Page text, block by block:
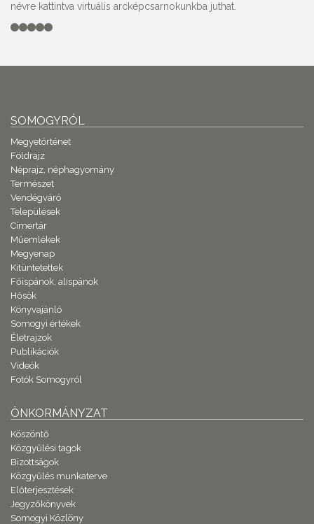
névre kattintva virtuális arcképcsarnokunkba juthat.
SOMOGYRÓL
Megyetörténet
Földrajz
Néprajz, néphagyomány
Természet
Vendégváró
Települések
Címertár
Műemlékek
Megyenap
Kitüntetettek
Főispánok, alispánok
Hősök
Könyvajánló
Somogyi értékek
Életrajzok
Publikációk
Videók
Fotók Somogyról
ÖNKORMÁNYZAT
Köszöntő
Közgyűlési tagok
Bizottságok
Közgyűlés munkaterve
Előterjesztések
Jegyzőkönyvek
Somogyi Közlöny